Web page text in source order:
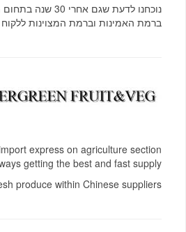
נוכחנו לדעת שגם אחרי
ברמת האמינות וברמת המצוינות ללקוח
express on agriculture section
getting the best and fast supply
produce within Chinese suppliers